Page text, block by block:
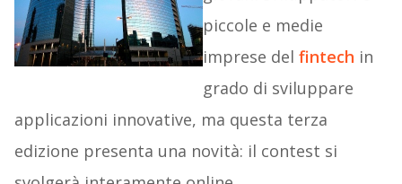
piccole e medie
imprese del fintech in
grado di sviluppare
applicazioni innovative, ma questa terza
edizione presenta una novità: il contest si